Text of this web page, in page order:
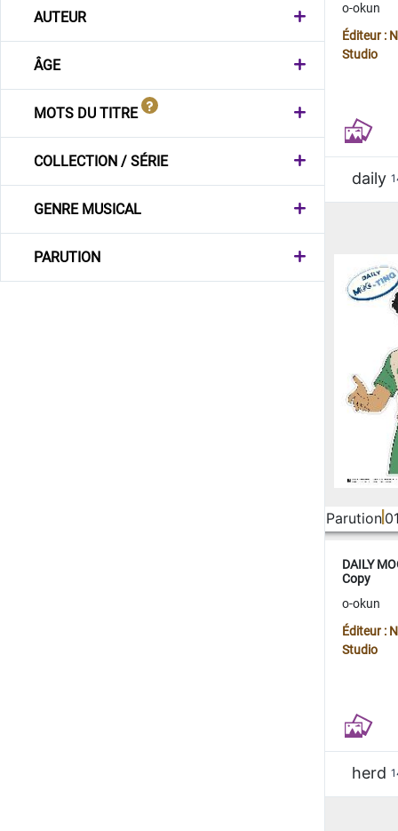
AUTEUR
ÂGE
MOTS DU TITRE
COLLECTION / SÉRIE
GENRE MUSICAL
PARUTION
o-okun
Éditeur :
Studio
daily
Parution
DAILY
Copy
o-okun
Éditeur :
Studio
herd